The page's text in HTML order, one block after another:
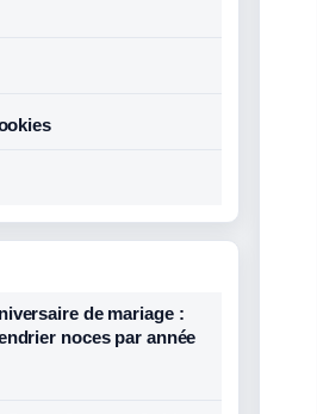
de mariage :
noces par année